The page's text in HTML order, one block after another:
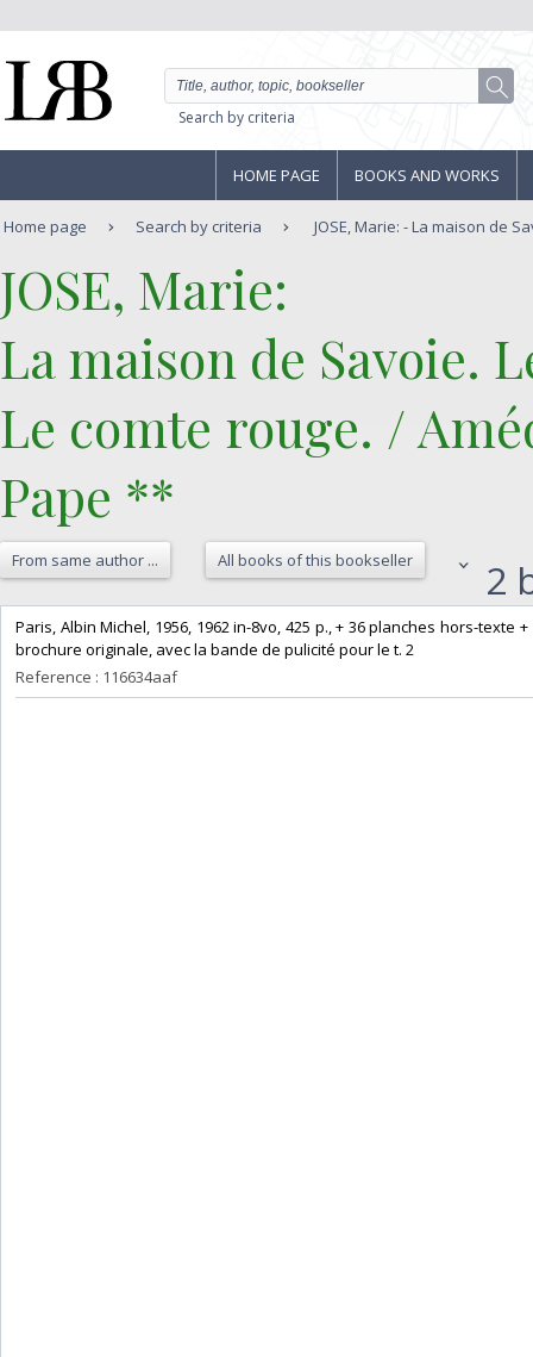
Search by criteria
HOME PAGE BOOKS AND WORKS
Home page Search by criteria JOSE, Marie: - La maison de
‎JOSE, Marie: ‎
‎La maison de Savoie.
Le comte rouge. /
Pape ** ‎
From same author ... All books of this bookseller 2
‎Paris, Albin Michel, 1956, 1962 in-8vo, 425 p., + 36 planches hors-
brochure originale, avec la bande de pulicité pour le t. 2‎
Reference : 116634aaf